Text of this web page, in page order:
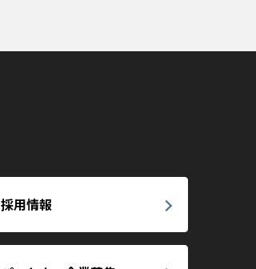
採用情報